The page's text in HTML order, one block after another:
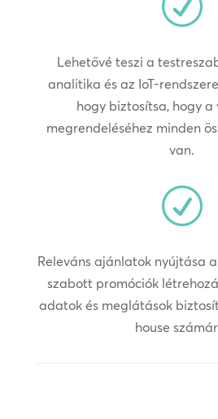
Lehetővé teszi a
analitika és az IoT-
hogy biztosítsa, hogy a
megrendeléséhez minden
van.
R
Releváns ajánlatok nyújtása
szabott promóciók
adatok és meglátások
house